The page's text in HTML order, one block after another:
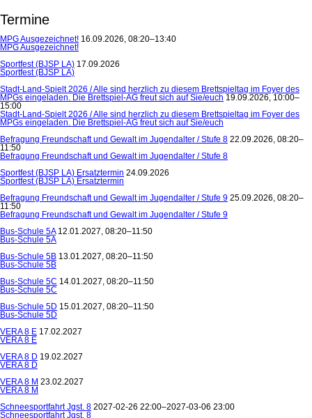
Termine
MPG Ausgezeichnet! 16.09.2026, 08:20–13:40
MPG Ausgezeichnet!
Sportfest (BJSP LA) 17.09.2026
Sportfest (BJSP LA)
Stadt-Land-Spielt 2026 / Alle sind herzlich zu diesem Brettspieltag im Foyer des
MPGs eingeladen. Die Brettspiel-AG freut sich auf Sie/euch 19.09.2026, 10:00–
15:00
Stadt-Land-Spielt 2026 / Alle sind herzlich zu diesem Brettspieltag im Foyer des
MPGs eingeladen. Die Brettspiel-AG freut sich auf Sie/euch
Befragung Freundschaft und Gewalt im Jugendalter / Stufe 8 22.09.2026, 08:20–
11:50
Befragung Freundschaft und Gewalt im Jugendalter / Stufe 8
Sportfest (BJSP LA) Ersatztermin 24.09.2026
Sportfest (BJSP LA) Ersatztermin
Befragung Freundschaft und Gewalt im Jugendalter / Stufe 9 25.09.2026, 08:20–
11:50
Befragung Freundschaft und Gewalt im Jugendalter / Stufe 9
Bus-Schule 5A 12.01.2027, 08:20–11:50
Bus-Schule 5A
Bus-Schule 5B 13.01.2027, 08:20–11:50
Bus-Schule 5B
Bus-Schule 5C 14.01.2027, 08:20–11:50
Bus-Schule 5C
Bus-Schule 5D 15.01.2027, 08:20–11:50
Bus-Schule 5D
VERA 8 E 17.02.2027
VERA 8 E
VERA 8 D 19.02.2027
VERA 8 D
VERA 8 M 23.02.2027
VERA 8 M
Schneesportfahrt Jgst. 8 2027-02-26 22:00–2027-03-06 23:00
Schneesportfahrt Jgst. 8